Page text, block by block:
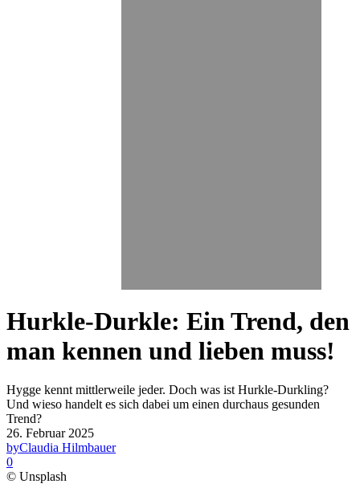
Hurkle-Durkle: Ein Trend, den
man kennen und lieben muss!
Hygge kennt mittlerweile jeder. Doch was ist Hurkle-Durkling?
Und wieso handelt es sich dabei um einen durchaus gesunden
Trend?
26. Februar 2025
byClaudia Hilmbauer
0
© Unsplash